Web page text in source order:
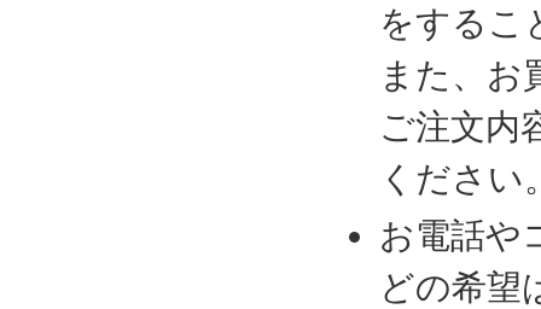
をするこ
また、お
ご注文内
ください
お電話や
どの希望